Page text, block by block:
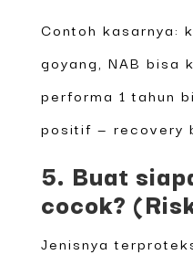
Contoh kasarnya:
goyang, NAB bisa
performa 1 tahun
positif — recovery
5. Buat
cocok?
Jenisnya